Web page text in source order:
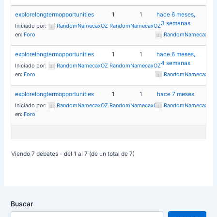
explorelongtermopportunities
Iniciado por:
RandomNamecaxOZ RandomNamecaxOZ
en: Foro
1 1
hace 6 meses,
3 semanas
explorelongtermopportunities
Iniciado por:
RandomNamecaxOZ RandomNamecaxOZ
en: Foro
1 1
hace 6 meses,
4 semanas
explorelongtermopportunities
Iniciado por:
RandomNamecaxOZ RandomNamecaxOZ
en: Foro
1 1 hace 7 meses
Viendo 7 debates - del 1 al 7 (de un total de 7)
Buscar